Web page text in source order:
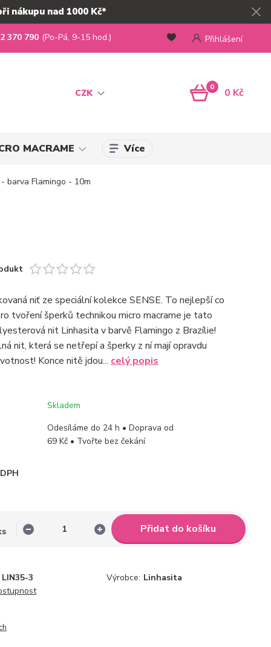
nákupu nad 1000 Kč*
CZK
Přihlášení
370 790 (Po-Pá, 9-15 hod.)
0 0 Kč
MACRAME Více
barva Flamingo - 10m
niť ze speciální kolekce SENSE. To nejlepší co
tvoření šperků technikou micro macrame je tato
nit Linhasita v barvě Flamingo z Brazílie!
nit, která se netřepí a šperky z ní mají opravdu
Konce nitě jdou... celý popis
Skladem
Odesíláme do 24 h • Doprava od
69 Kč • Tvořte bez čekání
Přidat do košíku
LIN35-3 Výrobce: Linhasita